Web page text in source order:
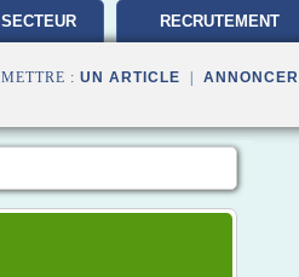
RECRUTEMENT
: UN ARTICLE ANNONCER